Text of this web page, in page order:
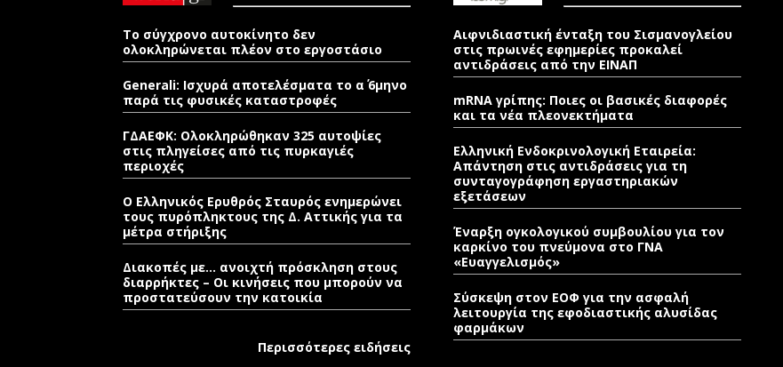
Το σύγχρονο αυτοκίνητο δεν
ολοκληρώνεται πλέον στο εργοστάσιο
Generali: Ισχυρά αποτελέσματα το α΄ 6μηνο
παρά τις φυσικές καταστροφές
ΓΔΑΕΦΚ: Ολοκληρώθηκαν 325 αυτοψίες
στις πληγείσες από τις πυρκαγιές
περιοχές
Ο Ελληνικός Ερυθρός Σταυρός ενημερώνει
τους πυρόπληκτους της Δ. Αττικής για τα
μέτρα στήριξης
Διακοπές με… ανοιχτή πρόσκληση στους
διαρρήκτες – Οι κινήσεις που μπορούν να
προστατεύσουν την κατοικία
Περισσότερες ειδήσεις
Αιφνιδιαστική ένταξη του Σισμανογλείου
στις πρωινές εφημερίες προκαλεί
αντιδράσεις από την ΕΙΝΑΠ
mRNA γρίπης: Ποιες οι βασικές διαφορές
και τα νέα πλεονεκτήματα
Ελληνική Ενδοκρινολογική Εταιρεία:
Απάντηση στις αντιδράσεις για τη
συνταγογράφηση εργαστηριακών
εξετάσεων
Έναρξη ογκολογικού συμβουλίου για τον
καρκίνο του πνεύμονα στο ΓΝΑ
«Ευαγγελισμός»
Σύσκεψη στον ΕΟΦ για την ασφαλή
λειτουργία της εφοδιαστικής αλυσίδας
φαρμάκων